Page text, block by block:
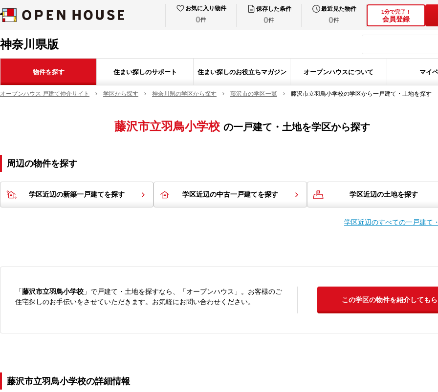
お気に入り物件
0件
保存した条件
0件
最近見た物件
0件
1分で完了！
会員登録
神奈川県版
物件を探す 住まい探しのサポート 住まい探しのお役立ちマガジン オープンハウスについて マイ
オープンハウス 戸建て仲介サイト 学区から探す 神奈川県の学区から探す 藤沢市の学区一覧 藤沢市立羽鳥小学校の学区から一戸建て・土地を探す
藤沢市立羽鳥小学校 の一戸建て・土地を学区から探す
周辺の物件を探す
学区近辺の新築一戸建てを探す 学区近辺の中古一戸建てを探す 学区近辺の土地を探す
学区近辺のすべての一戸建て
「藤沢市立羽鳥小学校 」で戸建て・土地を探すなら、「オープンハウス」。お客様のご
住宅探しのお手伝いをさせていただきます。お気軽にお問い合わせください。
この学区の物件を紹介してもら
藤沢市立羽鳥小学校の詳細情報